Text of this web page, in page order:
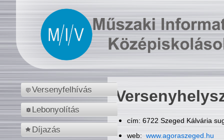
Versenyfelhívás
Lebonyolítás
Díjazás
cím: 6722 Szeged Kálvária
web: www.agoraszeged.hu